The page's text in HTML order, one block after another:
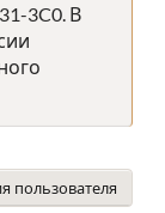
3C0. В
пользователя